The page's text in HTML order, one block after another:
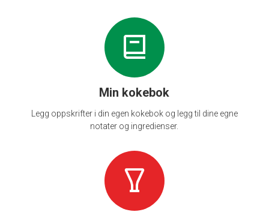
Min kokebok
Legg oppskrifter i din egen kokebok og legg til dine egne
notater og ingredienser.